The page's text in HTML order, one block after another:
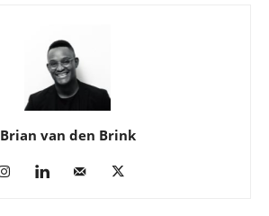
Brian van den Brink